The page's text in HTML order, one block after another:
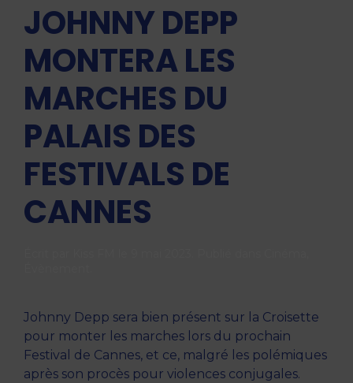
JOHNNY DEPP
MONTERA LES
MARCHES DU
PALAIS DES
FESTIVALS DE
CANNES
Johnny Depp sera bien présent sur la Croisette
pour monter les marches lors du prochain
Festival de Cannes, et ce, malgré les polémiques
après son procès pour violences conjugales.